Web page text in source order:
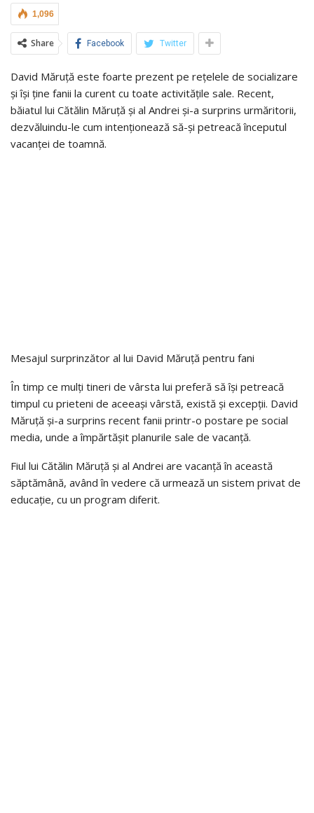
1,096
Share Facebook Twitter
David Măruță este foarte prezent pe rețelele de socializare
și își ține fanii la curent cu toate activitățile sale. Recent,
băiatul lui Cătălin Măruță și al Andrei și-a surprins urmăritorii,
dezvăluindu-le cum intenționează să-și petreacă începutul
vacanței de toamnă.
Mesajul surprinzător al lui David Măruță pentru fani
În timp ce mulți tineri de vârsta lui preferă să își petreacă
timpul cu prieteni de aceeași vârstă, există și excepții. David
Măruță și-a surprins recent fanii printr-o postare pe social
media, unde a împărtășit planurile sale de vacanță.
Fiul lui Cătălin Măruță și al Andrei are vacanță în această
săptămână, având în vedere că urmează un sistem privat de
educație, cu un program diferit.